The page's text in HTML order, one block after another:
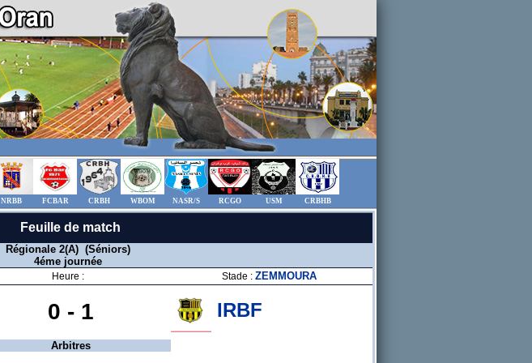
NRBB FCBAR CRBH WBOM NASR/S RCGO USM CRBHB
Feuille de match
Régionale 2(A) (Séniors)
4éme journée
Heure : Stade : ZEMMOURA
0 -1 IRBF
Arbitres